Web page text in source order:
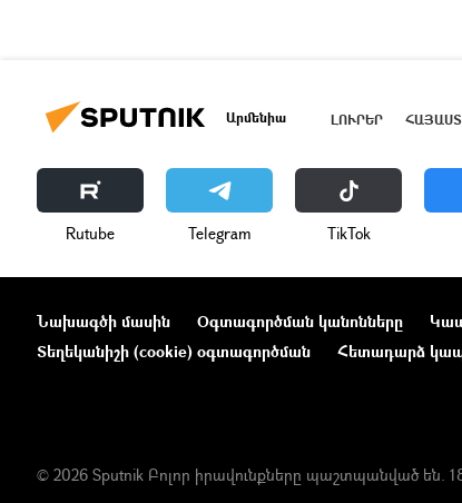
Արմենիա ԼՈՒՐԵՐ
Rutube Telegram ТikТоk
Նախագծի մասին Օգտագործման կանոնները
Տեղեկանիշի (cookie) օգտագործման
Հետադարձ
© 2026 Sputnik Բոլոր իրավունքները պաշտպանված են.